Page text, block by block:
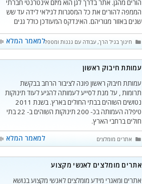
הורים מהגן. אתר בדרך לגן הוא מיזם אינטרנטי חברתי
הממפה להורים את כל המסגרות לגילאי לידה עד שש
שנים באזור מגוריהם. האינדקס המעודכן כולל גנים
על שיתוף מידע בין הורים מכל חלקי
למאמר המלא קטגוריות
חינוך בגיל הרך,עבודה עם גננות ומטפלות בגיל הרך,
עמותת חיבוק ראשון
עמותת חיבוק ראשון פונה לציבור הרחב בבקשת
תרומות , על מנת לסייע לעמותה להגיע לעוד תינוקות
נטושים השוהים בבתי החולים בארץ. בשנת 2011
טיפלה העמותה בכ- 200 תינוקות השוהים ב- 22 בתי
חולים ברחבי הארץ.
למאמר המלא
קטגוריות
אתרים מומלצים
אתרים מומלצים לאנשי מקצוע
אתרים ומאגרי מידע מומלצים לאנשי מקצוע בנושא